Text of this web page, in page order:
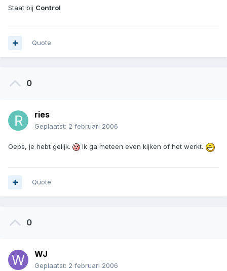
Staat bij Control
Quote
0
ries
Geplaatst: 2 februari 2006
Oeps, je hebt gelijk. Ik ga meteen even kijken of het werkt.
Quote
0
WJ
Geplaatst: 2 februari 2006